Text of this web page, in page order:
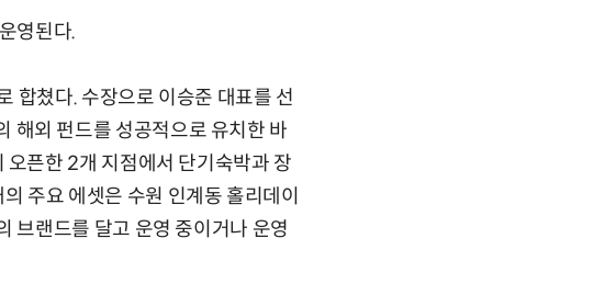
영된다.
합쳤다. 수장으로 이승준 대표를 선
해외 펀드를 성공적으로 유치한 바
오픈한 2개 지점에서 단기숙박과 장
주요 에셋은 수원 인계동 홀리데이
브랜드를 달고 운영 중이거나 운영